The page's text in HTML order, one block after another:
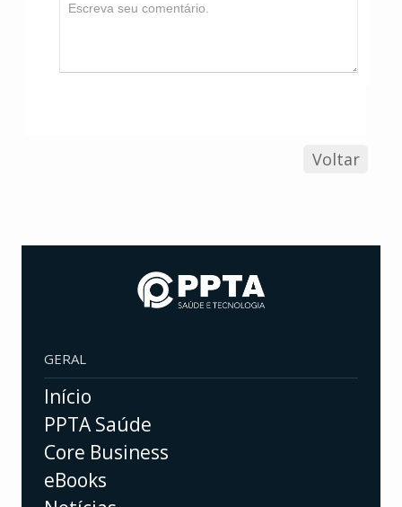
Voltar
GERAL
Início
PPTA Saúde
Core Business
eBooks